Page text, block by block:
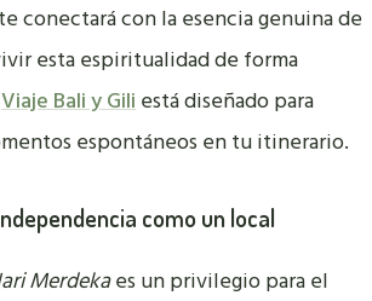
conectará con la esencia genuina de
esta espiritualidad de forma
Viaje Bali y Giliestá diseñado para
espontáneos en tu itinerario.
como un local
Merdekaes un privilegio para el